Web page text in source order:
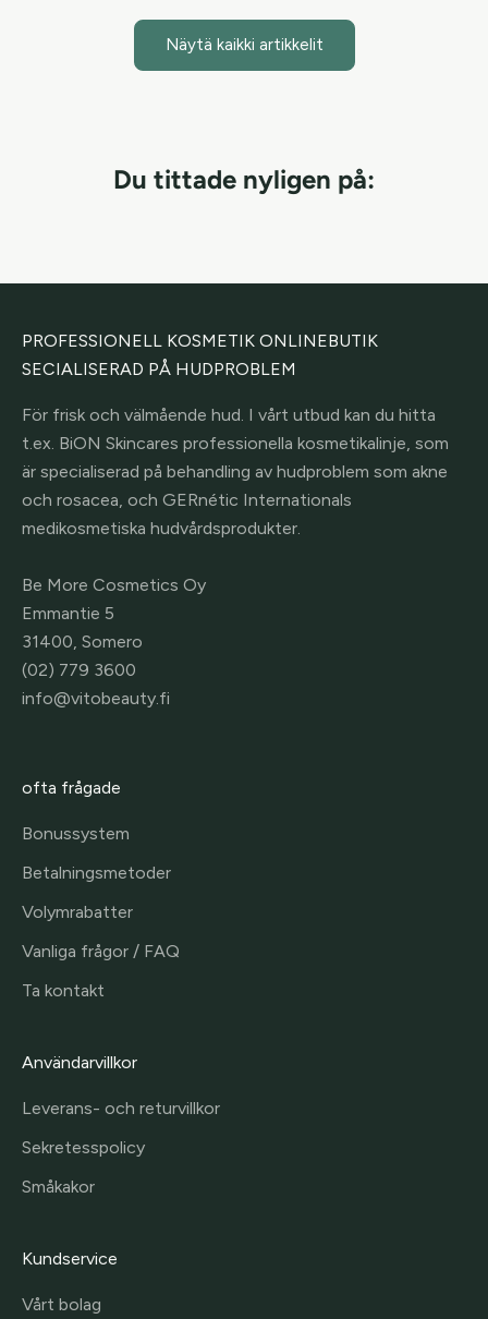
Näytä kaikki artikkelit
Du tittade nyligen på:
PROFESSIONELL KOSMETIK ONLINEBUTIK
SECIALISERAD PÅ HUDPROBLEM
För frisk och välmående hud. I vårt utbud kan du hitta
t.ex. BiON Skincares professionella kosmetikalinje, som
är specialiserad på behandling av hudproblem som akne
och rosacea, och GERnétic Internationals
medikosmetiska hudvårdsprodukter.
Be More Cosmetics Oy
Emmantie 5
31400, Somero
(02) 779 3600
info@vitobeauty.fi
ofta frågade
Bonussystem
Betalningsmetoder
Volymrabatter
Vanliga frågor / FAQ
Ta kontakt
Användarvillkor
Leverans- och returvillkor
Sekretesspolicy
Småkakor
Kundservice
Vårt bolag